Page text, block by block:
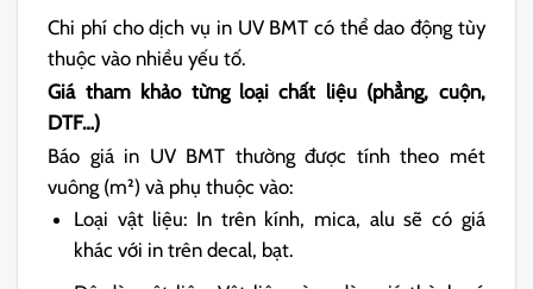
Chi phí cho dịch vụ in UV BMT có thể dao động tùy
thuộc vào nhiều yếu tố.
Giá tham khảo từng loại chất liệu (phẳng, cuộn,
DTF…)
Báo giá in UV BMT thường được tính theo mét
vuông (m²) và phụ thuộc vào:
Loại vật liệu: In trên kính, mica, alu sẽ có giá
khác với in trên decal, bạt.